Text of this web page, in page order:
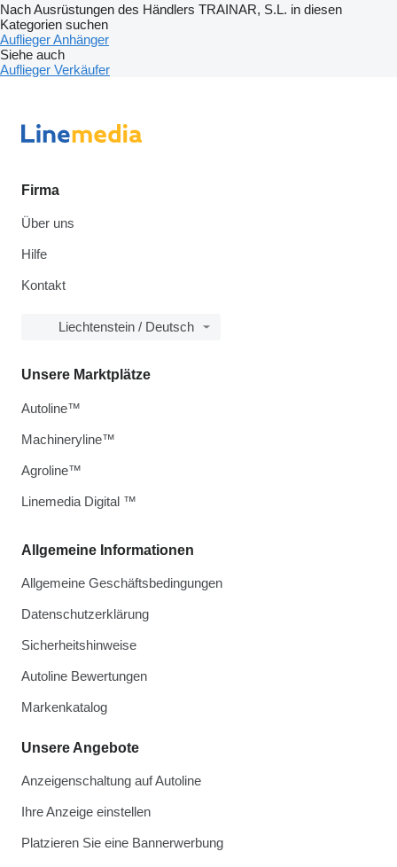
Nach Ausrüstungen des Händlers TRAINAR, S.L. in diesen
Kategorien suchen
AufliegerAnhänger
Siehe auch
Auflieger Verkäufer
Firma
Über uns
Hilfe
Kontakt
Liechtenstein / Deutsch
Allgemeine Informationen
Allgemeine Geschäftsbedingungen
Datenschutzerklärung
Sicherheitshinweise
Autoline Bewertungen
Markenkatalog
Unsere Angebote
Anzeigenschaltung auf Autoline
Ihre Anzeige einstellen
Platzieren Sie eine Bannerwerbung
Unsere Marktplätze
Autoline™
Machineryline™
Agroline™
Linemedia Digital ™